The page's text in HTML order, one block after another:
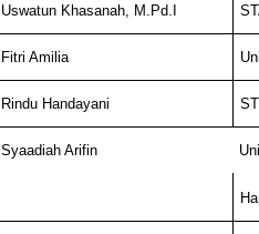
Uswatun Khasanah, M.Pd.I
Fitri Amilia
Rindu Handayani
Syaadiah Arifin